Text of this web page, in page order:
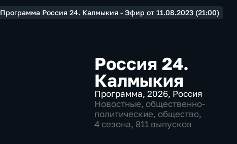
Программа Россия 24. Калмыкия - Эфир от 11.08.2023 (21:00)
Россия 24.
Калмыкия
Программа, 2026, Россия
Новостные, общественно-
политические, общество,
4 сезона, 811 выпусков